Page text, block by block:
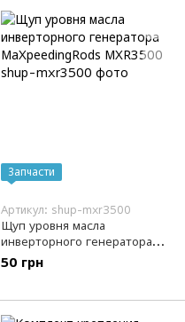
Запчасти
Артикул: shup-mxr3500
Щуп уровня масла
инверторного генератора
MaXpeedingRods MXR3500
50 грн